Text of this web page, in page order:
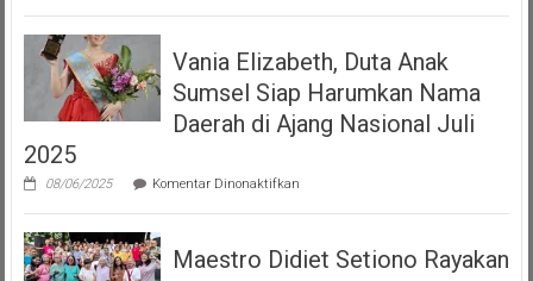
Elizabeth
Duta
Anak
Sumsel
Menginspirasi
Modelling
Positif
Vania Elizabeth, Duta Anak
Sumsel Siap Harumkan Nama
Daerah di Ajang Nasional Juli
2025
08/06/2025 Komentar Dinonaktifkanpada
Elizabeth,
Anak
Sumsel
Maestro Didiet Setiono Rayakan